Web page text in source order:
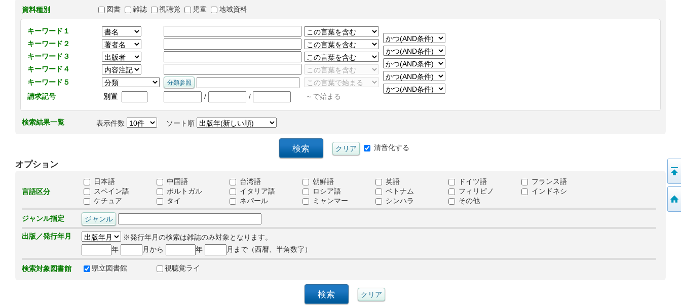
資料種別 図書 雑誌 視聴覚 児童 地域資料
キーワード１
キーワード２
キーワード３
キーワード４
キーワード５
請求記号
別置 / / ～で始まる
検索結果一覧 表示件数 ソート順
清音化する
オプション
言語区分
日本語 中国語 台湾語 朝鮮語 英語 ドイツ語
フランス語
スペイン語
ポルトガル イタリア語 ロシア語 ベトナム フィリピノ
インドネシ
ケチュア
タイ ネパール ミャンマー シンハラ その他
ジャンル指定
出版／発行年月
※発行年月の検索は雑誌のみ対象となります。
年
月から 年 月まで（西暦、半角数字）
検索対象図書館 県立図書館 視聴覚ライ